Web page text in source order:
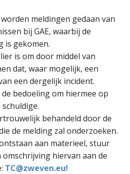
meldingen gedaan van
bij GAE, waarbij de
is gekomen.
is om door middel van
dat, waar mogelijk, een
een dergelijk incident.
bedoeling om hiermee op
behandeld door de
de melding zal onderzoeken.
aan materieel, stuur
hiervan aan de
TC@zweven.eu!